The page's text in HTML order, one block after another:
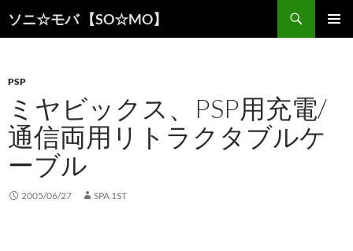
ソニ☆モバ 【SO☆MO】
索
ン
ツ
へ
ス
キ
ッ
PSP
ミヤビックス、PSP用充電/
通信両用リトラクタブルケ
ーブル
2005/06/27 SPA 1ST